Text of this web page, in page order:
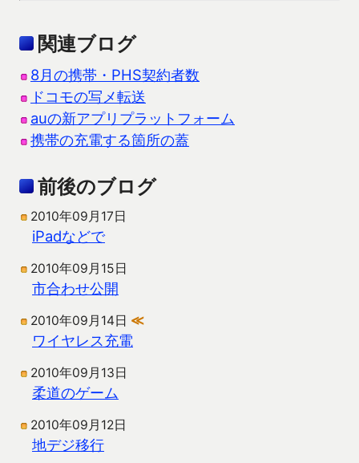
関連ブログ
8月の携帯・PHS契約者数
ドコモの写メ転送
auの新アプリプラットフォーム
携帯の充電する箇所の蓋
前後のブログ
2010年09月17日
iPadなどで
2010年09月15日
市合わせ公開
2010年09月14日 ≪
ワイヤレス充電
2010年09月13日
柔道のゲーム
2010年09月12日
地デジ移行